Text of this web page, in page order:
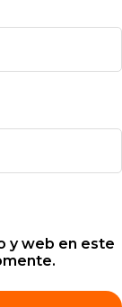
y web en este